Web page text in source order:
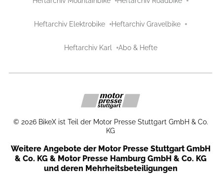
Heftarchiv Elektrobike Heftarchiv Gravelbike
Heftarchiv Karl Abo & Hefte
© 2026 BikeX ist Teil der Motor Presse Stuttgart GmbH & Co.
KG
Weitere Angebote der Motor Presse Stuttgart GmbH
& Co. KG & Motor Presse Hamburg GmbH & Co. KG
und deren Mehrheitsbeteiligungen